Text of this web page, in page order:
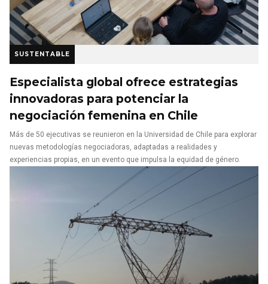
SUSTENTABLE
Especialista global ofrece estrategias
innovadoras para potenciar la
negociación femenina en Chile
Más de 50 ejecutivas se reunieron en la Universidad de Chile para explorar
nuevas metodologías negociadoras, adaptadas a realidades y
experiencias propias, en un evento que impulsa la equidad de género.